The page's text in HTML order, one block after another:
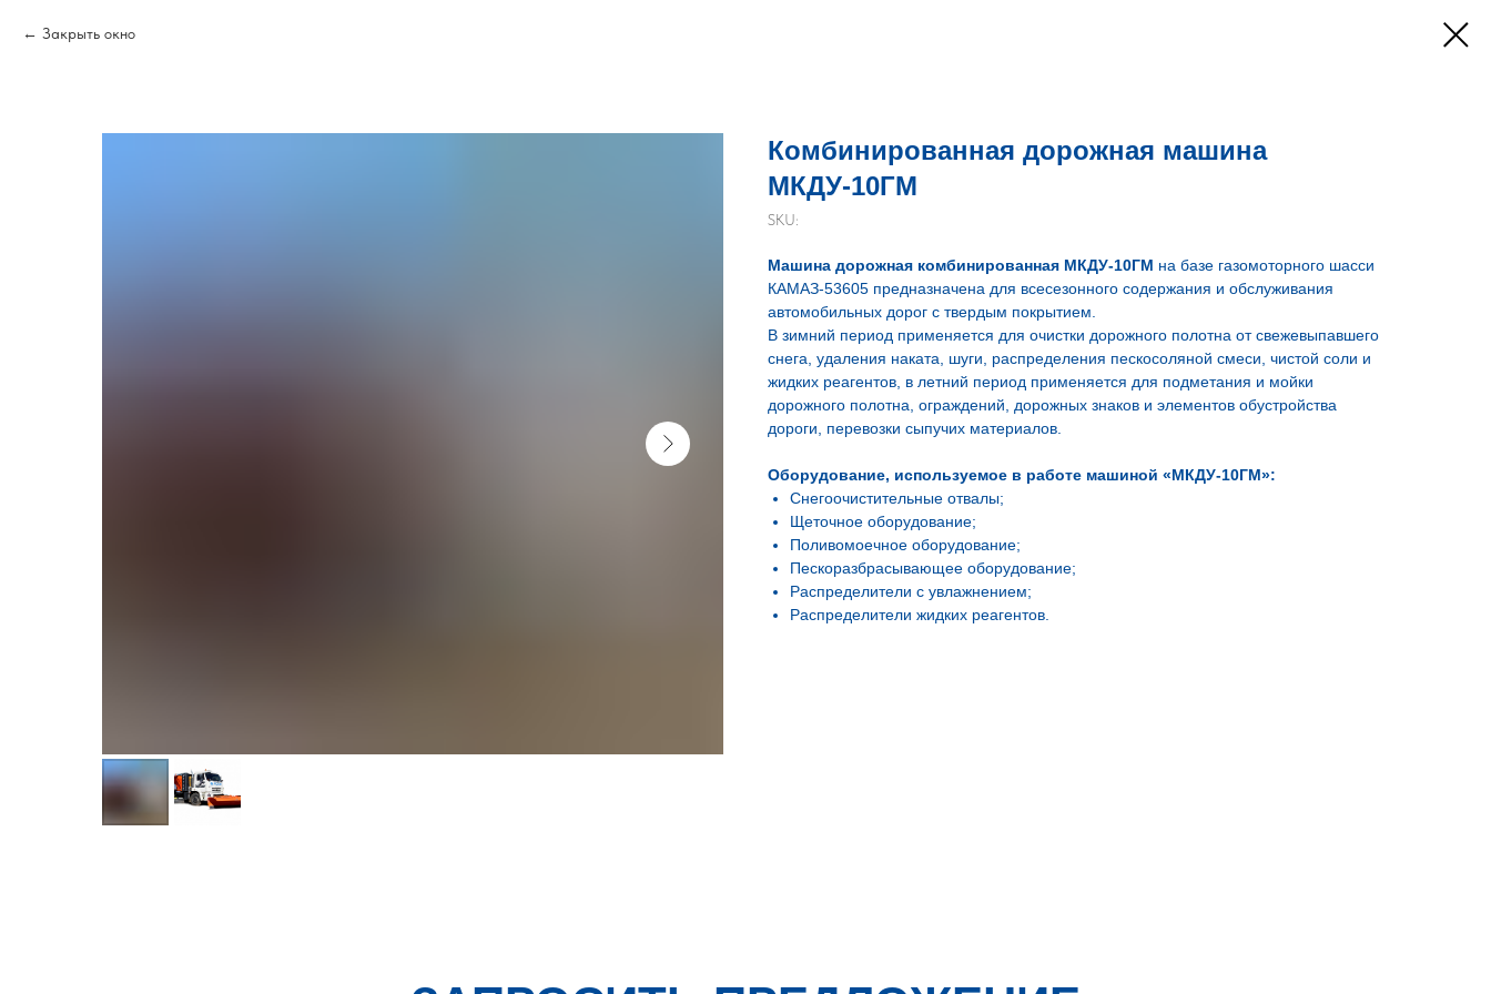
Закрыть окно
Комбинированная дорожная машина
МКДУ-10ГМ
SKU:
Машина дорожная комбинированная МКДУ-10ГМ на базе газомоторного шасси
КАМАЗ-53605 предназначена для всесезонного содержания и обслуживания
автомобильных дорог с твердым покрытием.
В зимний период применяется для очистки дорожного полотна от свежевыпавшего
снега, удаления наката, шуги, распределения пескосоляной смеси, чистой соли и
жидких реагентов, в летний период применяется для подметания и мойки
дорожного полотна, ограждений, дорожных знаков и элементов обустройства
дороги, перевозки сыпучих материалов.
Оборудование, используемое в работе машиной «МКДУ-10ГМ»:
Снегоочистительные отвалы;
Щеточное оборудование;
Поливомоечное оборудование;
Пескоразбрасывающее оборудование;
Распределители с увлажнением;
Распределители жидких реагентов.